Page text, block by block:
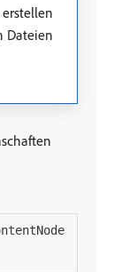
erstellen
Dateien